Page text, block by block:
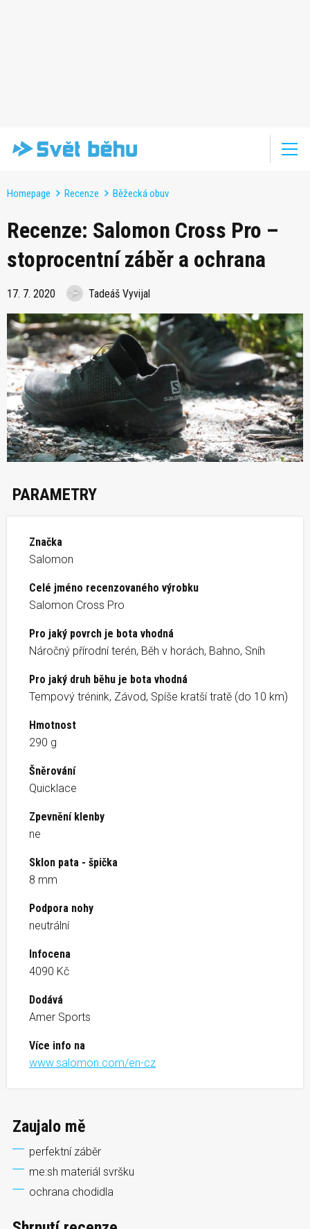
Homepage Recenze Běžecká obuv
Recenze: Salomon Cross Pro –
stoprocentní záběr a ochrana
17. 7. 2020 Tadeáš Vyvijal
PARAMETRY
Značka
Salomon
Celé jméno recenzovaného výrobku
Salomon Cross Pro
Pro jaký povrch je bota vhodná
Náročný přírodní terén, Běh v horách, Bahno, Sníh
Pro jaký druh běhu je bota vhodná
Tempový trénink, Závod, Spíše kratší tratě (do 10 km)
Hmotnost
290 g
Šněrování
Quicklace
Zpevnění klenby
ne
Sklon pata - špička
8 mm
Podpora nohy
neutrální
Infocena
4090 Kč
Dodává
Amer Sports
Více info na
www.salomon.com/en-cz
Zaujalo mě
perfektní záběr
me:sh materiál svršku
ochrana chodidla